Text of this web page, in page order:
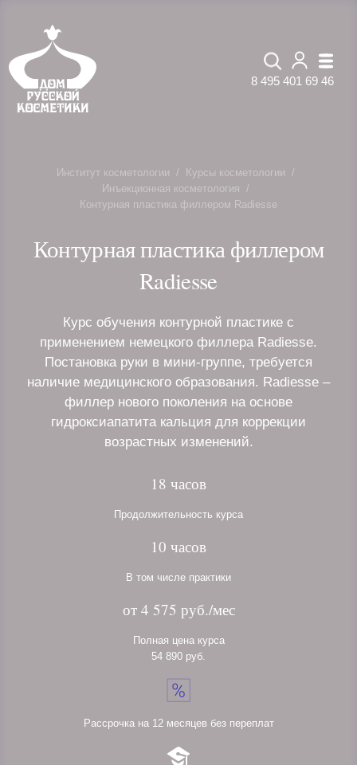
8 495 401 69 46
Институт косметологии
Курсы косметологии
Инъекционная косметология
Контурная пластика филлером Radiesse
Контурная пластика филлером
Radiesse
Курс обучения контурной пластике с
применением немецкого филлера Radiesse.
Постановка руки в мини-группе, требуется
наличие медицинского образования. Radiesse –
филлер нового поколения на основе
гидроксиапатита кальция для коррекции
возрастных изменений.
18 часов
Продолжительность курса
10 часов
В том числе практики
от 4 575 руб./мес
Полная цена курса
54 890 руб.
Рассрочка на 12 месяцев без переплат